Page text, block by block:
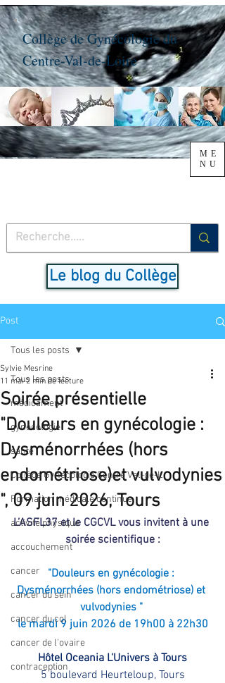
Le blog du Collège
ME
NU
Collège de Gynécologie du
Centre-Val-de-Loire
Post
Tous les posts
médicament
gynécologie
santé
Collège Gynécologie Centre Val-de-L
Formation médicale continue
activité physique
accouchement
cancer
cancer du sein
cancer du col
cancer de l'ovaire
contraception
Tous les posts
Soirée présentielle
"Douleurs en gynécologie :
Dysménorrhées (hors
endométriose)et vulvodynies
", 09 juin 2026, Tours
Sylvie Mesrine
11 mai 2 min de lecture
L’ASFL37 et le CGCVL vous invitent à une
soirée scientifique :
"Douleurs en gynécologie :
Dysménorrhées (hors endométriose) et
vulvodynies "
le mardi 9 juin 2026 de 19h00 à 22h30
Hôtel Oceania L'Univers à Tours
5 boulevard Heurteloup, Tours